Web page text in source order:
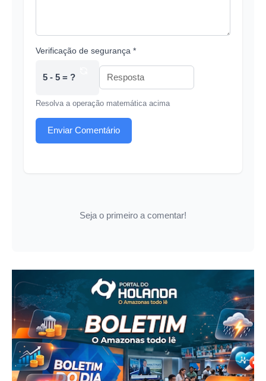
Verificação de segurança *
5 - 5 = ?
Resolva a operação matemática acima
Enviar Comentário
Seja o primeiro a comentar!